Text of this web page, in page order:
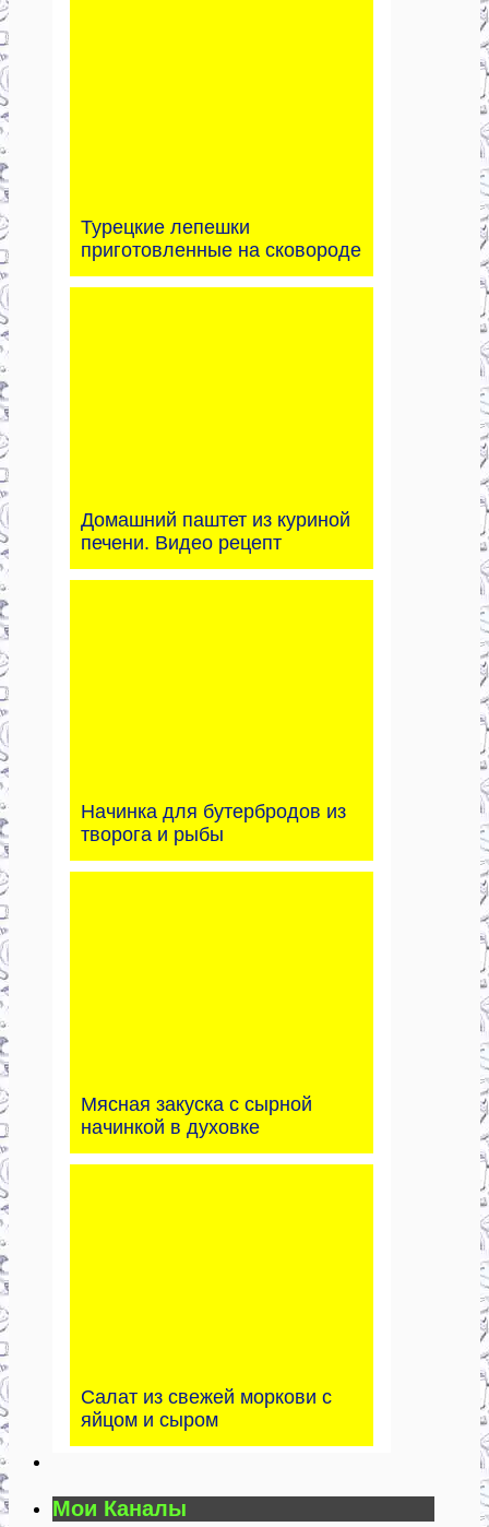
Турецкие лепешки
приготовленные на сковороде
Домашний паштет из куриной
печени. Видео рецепт
Начинка для бутербродов из
творога и рыбы
Мясная закуска с сырной
начинкой в духовке
Салат из свежей моркови с
яйцом и сыром
Мои Каналы